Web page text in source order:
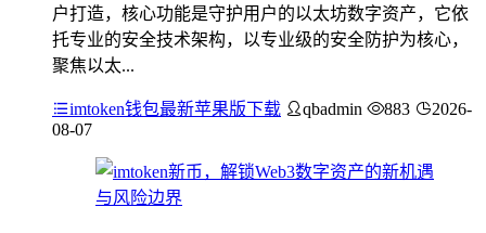
户打造，核心功能是守护用户的以太坊数字资产，它依
托专业的安全技术架构，以专业级的安全防护为核心，
聚焦以太...
imtoken钱包最新苹果版下载 qbadmin 883
2026-
08-07